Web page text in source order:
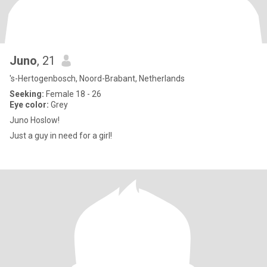
Juno, 21
's-Hertogenbosch, Noord-Brabant, Netherlands
Seeking: Female 18 - 26
Eye color: Grey
Juno Hoslow!
Just a guy in need for a girl!